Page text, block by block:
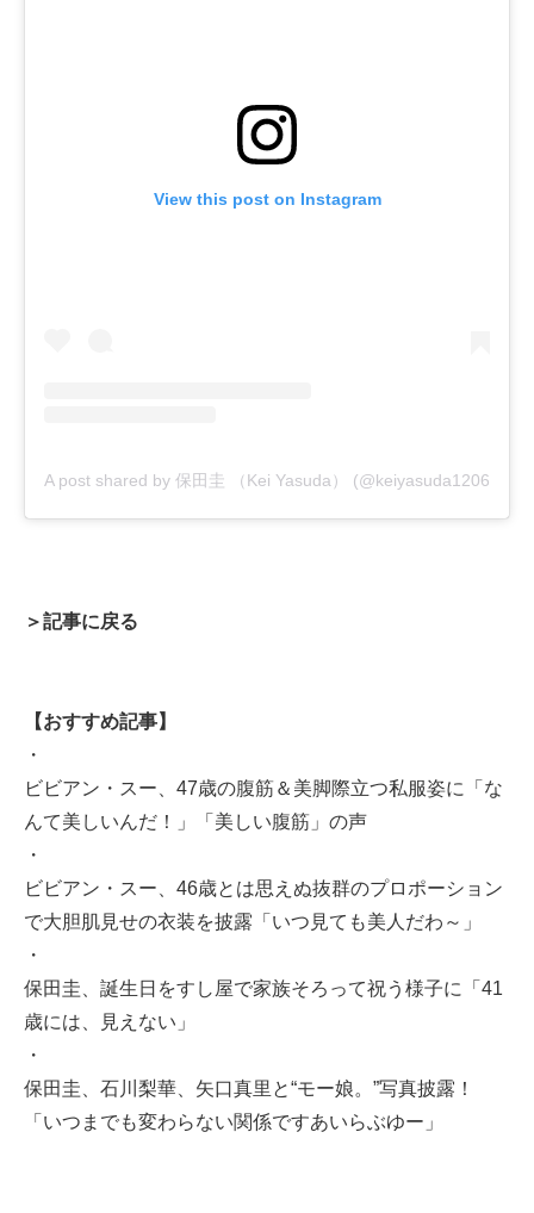
View this post on Instagram
A post shared by 保田圭 （Kei Yasuda） (@keiyasuda1206)
＞記事に戻る
【おすすめ記事】
・
ビビアン・スー、47歳の腹筋＆美脚際立つ私服姿に「な
んて美しいんだ！」「美しい腹筋」の声
・
ビビアン・スー、46歳とは思えぬ抜群のプロポーション
で大胆肌見せの衣装を披露「いつ見ても美人だわ～」
・
保田圭、誕生日をすし屋で家族そろって祝う様子に「41
歳には、見えない」
・
保田圭、石川梨華、矢口真里と“モー娘。”写真披露！
「いつまでも変わらない関係ですあいらぶゆー」